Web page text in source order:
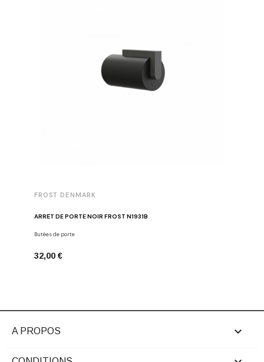
FROST DENMARK
ARRÊT DE PORTE NOIR FROST N1931B
Butées de porte
32,00 €
A PROPOS 